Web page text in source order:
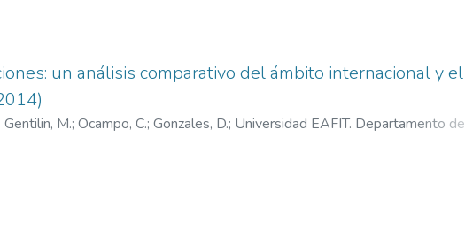
un análisis comparativo del ámbito internacional y el
Gentilin, M.; Ocampo, C.; Gonzales, D.; Universidad EAFIT. Departamento de